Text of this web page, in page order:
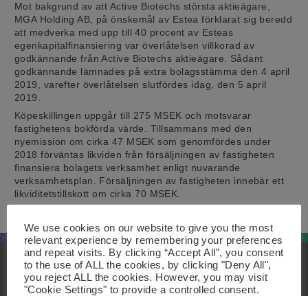
Mot bakgrund av att Active Biotechs största aktieägare,
MGA Holding AB, på önskemål av Estea förklarat sig beredd
att medverka med upp till 40 procent av Esteas
egenkapitalfinansiering var överlåtelsen villkorad av
godkännande från Active Biotechs aktieägare. Sådant
godkännande lämnades på extra bolagsstämma den 4 april
2019, varefter överlåtelsen slutfördes idag, den 5 april
2019.
Köpeskillingen uppgår till 275 MSEK och motsvarar
fastighetens bokförda värde. Tillsammans med den
nyemission om cirka 47 MSEK som genomfördes under
2018 förväntas likviden från försäljningen av fastigheten
finansiera bolagets verksamhet enligt nuvarande
verksamhetsplan. Försäljningen av fastigheten innebär ett
likviditetstillskott om cirka 70 MSEK.
Start
Postadress
Active Biotech AB
We use cookies on our website to give you the most
relevant experience by remembering your preferences
and repeat visits. By clicking “Accept All”, you consent
to the use of ALL the cookies, by clicking "Deny All",
you reject ALL the cookies. However, you may visit
"Cookie Settings" to provide a controlled consent.